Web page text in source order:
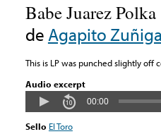
Babe Juarez Polka
de Agapito Zuñiga
This is LP was punched slightly off
Audio excerpt
00:00
Sello El Toro